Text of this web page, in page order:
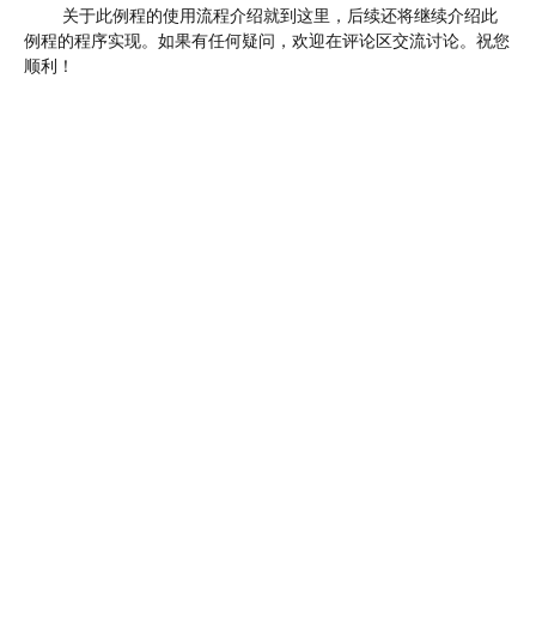
关于此例程的使用流程介绍就到这里，后续还将继续介绍此
例程的程序实现。如果有任何疑问，欢迎在评论区交流讨论。祝您
顺利！